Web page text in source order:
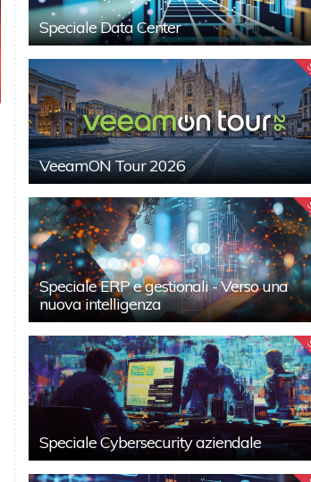
Speciale Data Center
VeeamON Tour 2026
Speciale ERP e gestionali - Verso una
nuova intelligenza
Speciale Cybersecurity aziendale